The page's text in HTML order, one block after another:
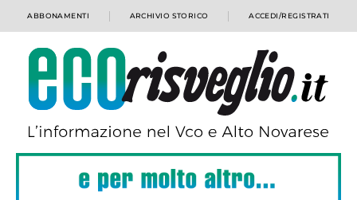
ABBONAMENTI ARCHIVIO STORICO ACCEDI/REGISTRATI